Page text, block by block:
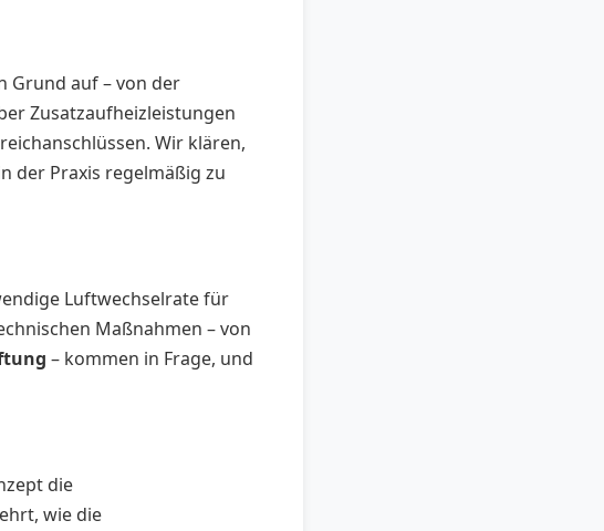
Grund auf – von der
Zusatzaufheizleistungen
Wir klären,
der Praxis regelmäßig zu
Luftwechselrate für
Maßnahmen – von
– kommen in Frage, und
die
wie die